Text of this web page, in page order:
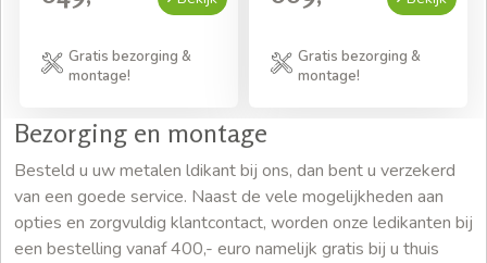
Gratis bezorging &
montage!
Gratis bezorging &
montage!
Bezorging en montage
Besteld u uw metalen ldikant bij ons, dan bent u verzekerd
van een goede service. Naast de vele mogelijkheden aan
opties en zorgvuldig klantcontact, worden onze ledikanten bij
een bestelling vanaf 400,- euro namelijk gratis bij u thuis